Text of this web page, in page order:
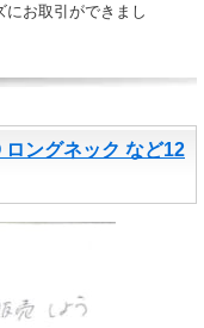
にお取引ができまし
ングネック など12